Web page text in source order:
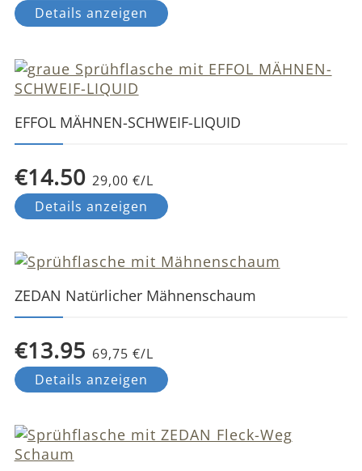
Details anzeigen
EFFOL MÄHNEN-SCHWEIF-LIQUID
€14.50 29,00 €/L
Details anzeigen
ZEDAN Natürlicher Mähnenschaum
€13.95 69,75 €/L
Details anzeigen